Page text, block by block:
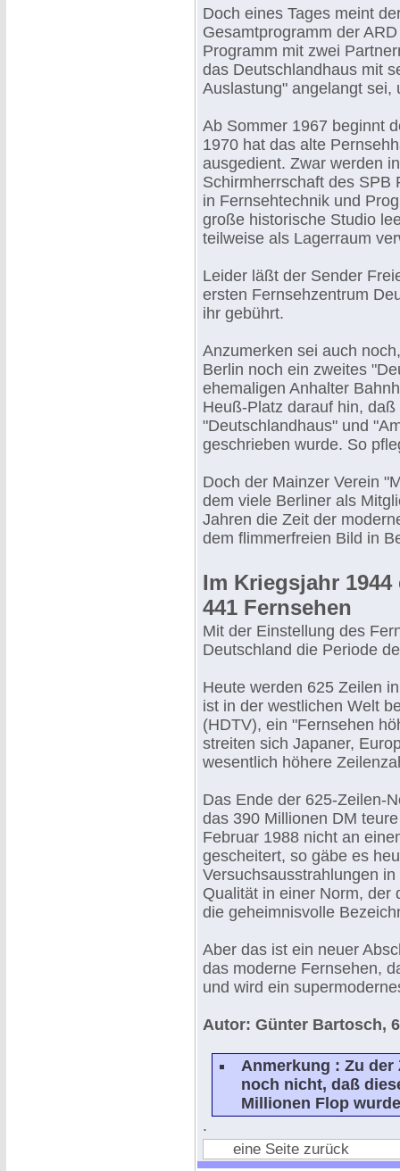
Doch eines Tages meint
Gesamtprogramm der
Programm mit zwei
das Deutschlandhaus mit
Auslastung" angelangt sei,
Ab Sommer 1967 beginnt
1970 hat das alte
ausgedient. Zwar werden
Schirmherrschaft des SPB
in Fernsehtechnik und
große historische Studio
teilweise als Lagerraum
Leider läßt der Sender
ersten Fernsehzentrum
ihr gebührt.
Anzumerken sei auch
Berlin noch ein zweites
ehemaligen Anhalter
Heuß-Platz darauf hin,
"Deutschlandhaus" und
geschrieben wurde. So
Doch der Mainzer Verein
dem viele Berliner als
Jahren die Zeit der
dem flimmerfreien Bild in
Im Kriegsjahr
441 Fernsehen
Mit der Einstellung des
Deutschland die Periode
Heute werden 625 Zeilen
ist in der westlichen Welt
(HDTV), ein "Fernsehen
streiten sich Japaner,
wesentlich höhere
Das Ende der 625-Zeilen-
das 390 Millionen DM
Februar 1988 nicht an
gescheitert, so gäbe es
Versuchsausstrahlungen
Qualität in einer Norm, der
die geheimnisvolle
Aber das ist ein neuer
das moderne Fernsehen,
und wird ein
Autor: Günter Bartosch,
Anmerkung : Zu der
noch nicht, daß
Millionen Flop
.
eine Seite zurück